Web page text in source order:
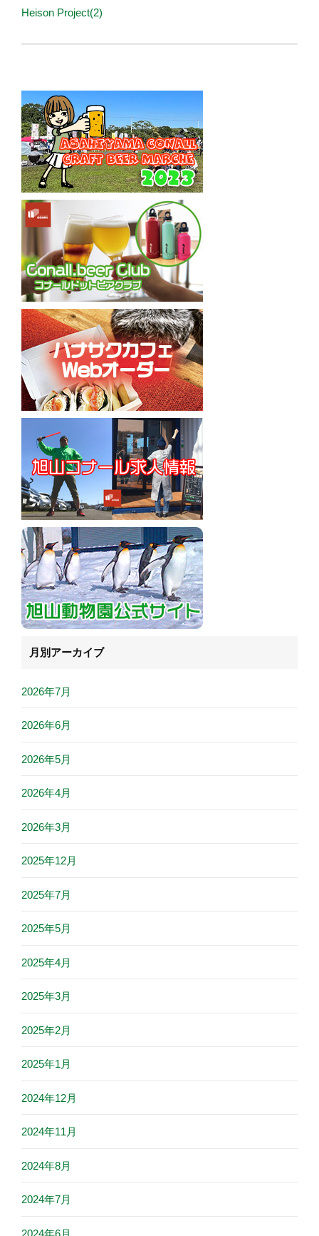
Heison Project(2)
月別アーカイブ
2026年7月
2026年6月
2026年5月
2026年4月
2026年3月
2025年12月
2025年7月
2025年5月
2025年4月
2025年3月
2025年2月
2025年1月
2024年12月
2024年11月
2024年8月
2024年7月
2024年6月